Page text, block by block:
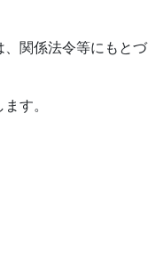
、関係法令等にもとづ
す。